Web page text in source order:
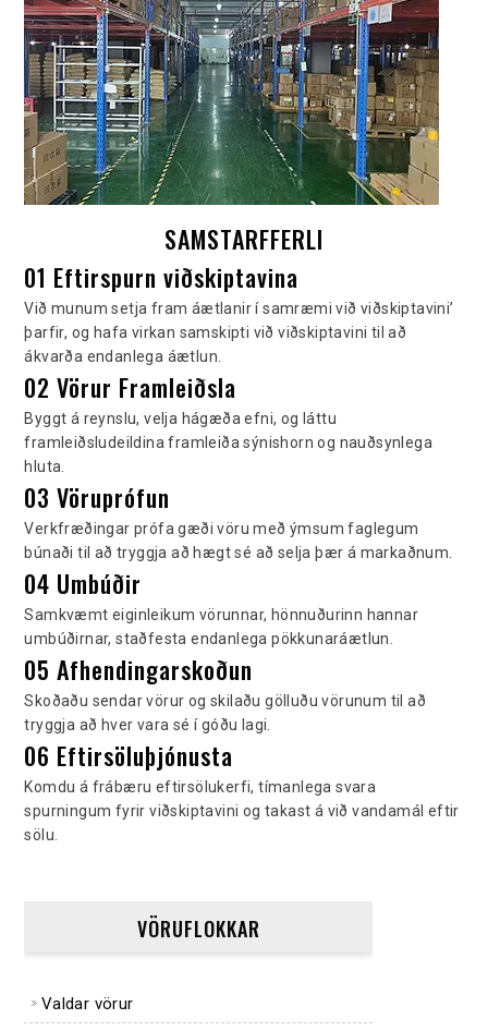
SAMSTARFFERLI
01 Eftirspurn viðskiptavina
Við munum setja fram áætlanir í samræmi við viðskiptavini’
þarfir, og hafa virkan samskipti við viðskiptavini til að
ákvarða endanlega áætlun.
02 Vörur Framleiðsla
Byggt á reynslu, velja hágæða efni, og láttu
framleiðsludeildina framleiða sýnishorn og nauðsynlega
hluta.
03 Vöruprófun
Verkfræðingar prófa gæði vöru með ýmsum faglegum
búnaði til að tryggja að hægt sé að selja þær á markaðnum.
04 Umbúðir
Samkvæmt eiginleikum vörunnar, hönnuðurinn hannar
umbúðirnar, staðfesta endanlega pökkunaráætlun.
05 Afhendingarskoðun
Skoðaðu sendar vörur og skilaðu gölluðu vörunum til að
tryggja að hver vara sé í góðu lagi.
06 Eftirsöluþjónusta
Komdu á frábæru eftirsölukerfi, tímanlega svara
spurningum fyrir viðskiptavini og takast á við vandamál eftir
sölu.
VÖRUFLOKKAR
Valdar vörur